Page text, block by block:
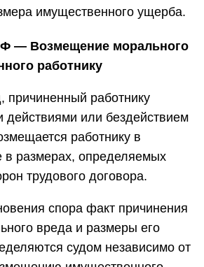
имущественного ущерба.
— Возмещение морального
работнику
работнику
или бездействием
работнику в
размерах, определяемых
трудового договора.
спора факт причинения
вреда и размеры его
судом независимо от